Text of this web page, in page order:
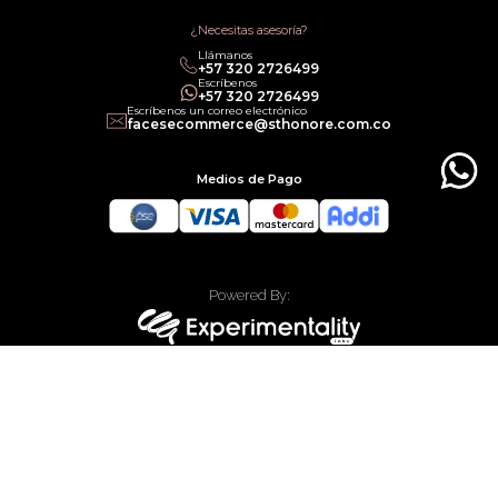
Política legal de Gift Cards¿Necesitas asesoría?
Llámanos
‎+57 320 2726499
Escríbenos
‎+57 320 2726499
Escríbenos un correo electrónico
facesecommerce@sthonore.com.co
Medios de Pago
Powered By: